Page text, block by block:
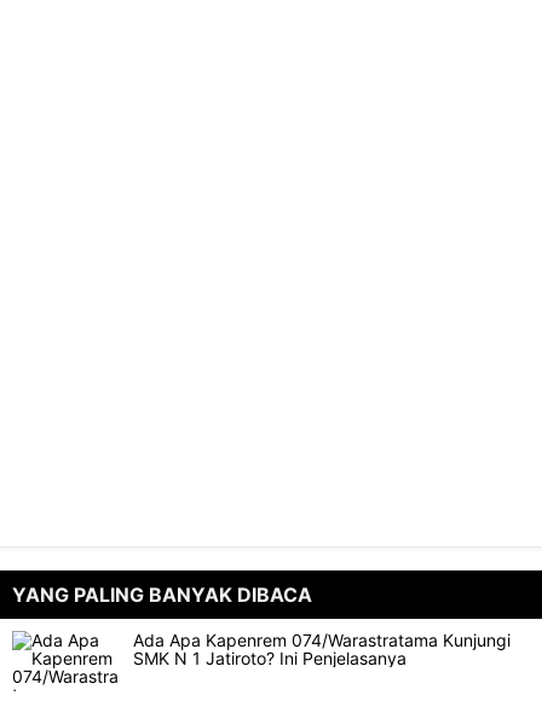
YANG PALING BANYAK DIBACA
Ada Apa Kapenrem 074/Warastratama Kunjungi
SMK N 1 Jatiroto? Ini Penjelasanya